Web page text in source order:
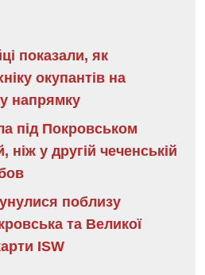
показали, як
окупантів на
напрямку
під Покровськом
у другій чеченській
поблизу
та Великої
ISW